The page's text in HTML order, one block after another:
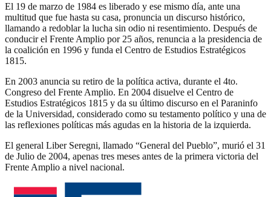
El 19 de marzo de 1984 es liberado y ese mismo día, ante una
multitud que fue hasta su casa, pronuncia un discurso histórico,
llamando a redoblar la lucha sin odio ni resentimiento. Después de
conducir el Frente Amplio por 25 años, renuncia a la presidencia de
la coalición en 1996 y funda el Centro de Estudios Estratégicos
1815.
En 2003 anuncia su retiro de la política activa, durante el 4to.
Congreso del Frente Amplio. En 2004 disuelve el Centro de
Estudios Estratégicos 1815 y da su último discurso en el Paraninfo
de la Universidad, considerado como su testamento político y una de
las reflexiones políticas más agudas en la historia de la izquierda.
El general Liber Seregni, llamado “General del Pueblo”, murió el 31
de Julio de 2004, apenas tres meses antes de la primera victoria del
Frente Amplio a nivel nacional.